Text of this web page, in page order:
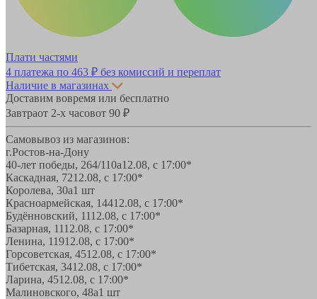
Плати частями
4 платежа по 463 ₽ без комиссий и переплат
Наличие в магазинах
Доставим вовремя или бесплатно
Завтраот 2-х часовот 90 ₽
Самовывоз из магазинов:
г.Ростов-на-Дону
40-лет победы, 264/110а12.08, с 17:00*
Каскадная, 7212.08, с 17:00*
Королева, 30а1 шт
Красноармейская, 14412.08, с 17:00*
Будённовский, 1112.08, с 17:00*
Базарная, 1112.08, с 17:00*
Ленина, 11912.08, с 17:00*
Горсоветская, 4512.08, с 17:00*
Тибетская, 3412.08, с 17:00*
Ларина, 4512.08, с 17:00*
Малиновского, 48а1 шт